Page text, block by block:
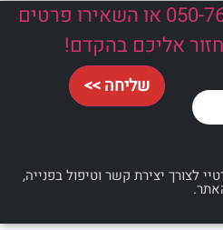
חייגו: 050-763-5319 או השאירו פרטים
בהקדם!
קשר וטיפול בפנייה,
שליחה >>